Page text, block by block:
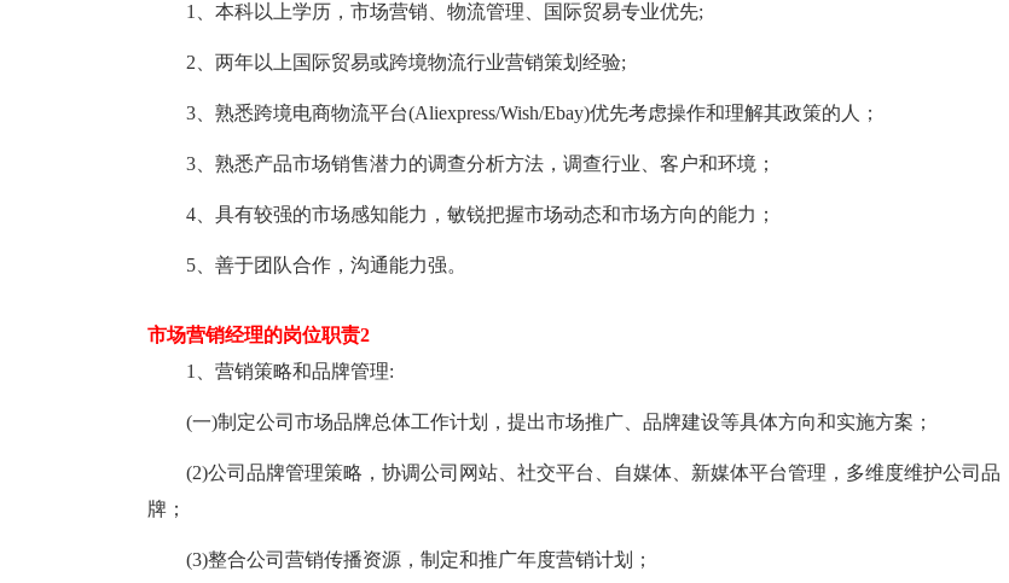
1、本科以上学历，市场营销、物流管理、国际贸易专业优先;
2、两年以上国际贸易或跨境物流行业营销策划经验;
3、熟悉跨境电商物流平台(Aliexpress/Wish/Ebay)优先考虑操作和理解其政策的人；
3、熟悉产品市场销售潜力的调查分析方法，调查行业、客户和环境；
4、具有较强的市场感知能力，敏锐把握市场动态和市场方向的能力；
5、善于团队合作，沟通能力强。
市场营销经理的岗位职责2
1、营销策略和品牌管理:
(一)制定公司市场品牌总体工作计划，提出市场推广、品牌建设等具体方向和实施方案；
(2)公司品牌管理策略，协调公司网站、社交平台、自媒体、新媒体平台管理，多维度维护公司品
牌；
(3)整合公司营销传播资源，制定和推广年度营销计划；